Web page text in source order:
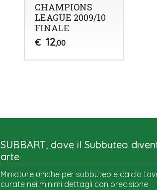
CHAMPIONS
LEAGUE 2009/10
FINALE
€ 12,00
SUBBART, dove il Subbuteo
arte
Miniature uniche per subbuteo e calcio
curate nei minimi dettagli con precisione